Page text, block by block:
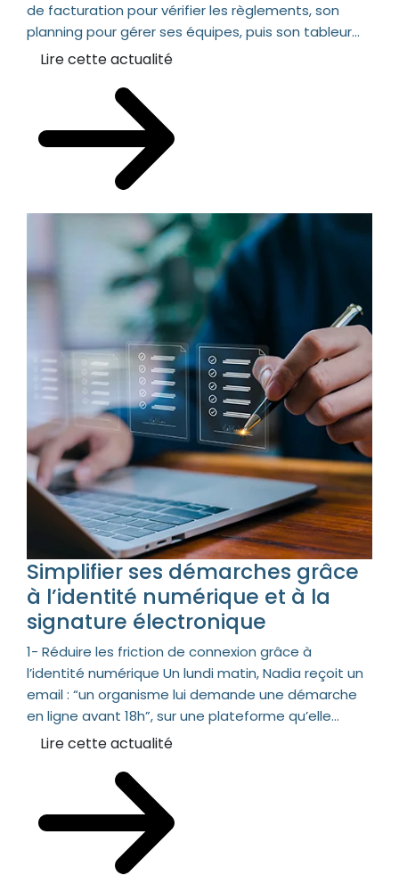
de facturation pour vérifier les règlements, son
planning pour gérer ses équipes, puis son tableur...
Lire cette actualité
Simplifier ses démarches grâce
à l’identité numérique et à la
signature électronique
1- Réduire les friction de connexion grâce à
l’identité numérique Un lundi matin, Nadia reçoit un
email : “un organisme lui demande une démarche
en ligne avant 18h”, sur une plateforme qu’elle...
Lire cette actualité